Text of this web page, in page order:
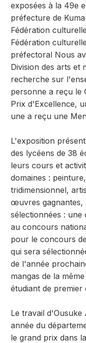
exposées à la 49e
préfecture de
Fédération
Fédération
préfectoral Nous
Division des arts et
recherche sur
personne a reçu le
Prix d'Excellence,
une a reçu une
L'exposition
des lycéens de 38
leurs cours et
domaines :
tridimensionnel,
œuvres
sélectionnées :
au concours
pour le concours
qui sera
de l'année
mangas de la
étudiant de premier
Le travail d'Ousuke
année du
le grand prix dans